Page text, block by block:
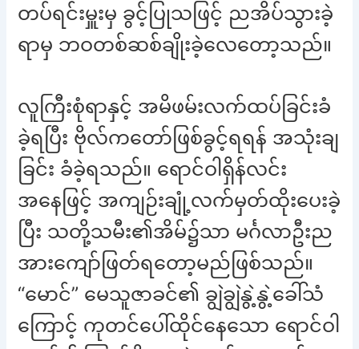
တပ်ရင်းမှူးမှ ခွင့်ပြုသဖြင့် ညအိပ်သွားခဲ့
ရာမှ ဘဝတစ်ဆစ်ချိုးခဲ့လေတော့သည်။
လူကြီးစုံရာနှင့် အမိဖမ်းလက်ထပ်ခြင်းခံ
ခဲ့ရပြီး ဗိုလ်ကတော်ဖြစ်ခွင့်ရရန် အသုံးချ
ခြင်း ခံခဲ့ရသည်။ ရောင်ဝါရှိန်လင်း
အနေဖြင့် အကျဉ်းချုံ့လက်မှတ်ထိုးပေးခဲ့
ပြီး သတို့သမီး၏အိမ်၌သာ မင်္ဂလာဦးည
အားကျော်ဖြတ်ရတော့မည်ဖြစ်သည်။
“မောင်” မေသူဇာခင်၏ ချွဲချွဲနွဲ့နွဲ့ခေါ်သံ
ကြောင့် ကုတင်ပေါ်ထိုင်နေသော ရောင်ဝါ